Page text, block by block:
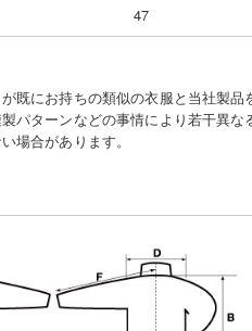
47
既にお持ちの類似の衣服と当社製
パターンなどの事情により若干異
場合があります。